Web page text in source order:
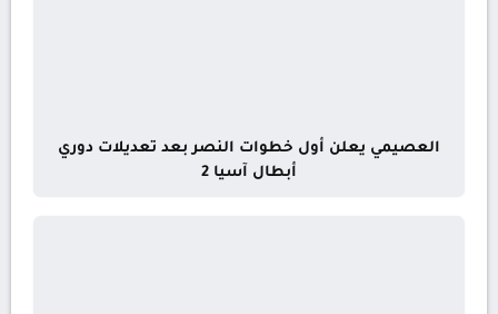
العصيمي يعلن أول خطوات النصر بعد تعديلات دوري
أبطال آسيا 2